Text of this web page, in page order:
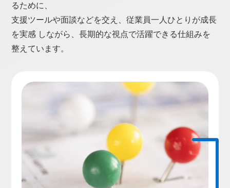
るために、
支援ツールや面談などを交え、従業員一人ひとりが成長
を実感 しながら、長期的な視点で活躍できる仕組みを
整えています。